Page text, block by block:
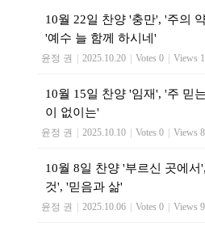
10월 22일 찬양 '충만', '주의
'예수 늘 함께 하시네'
윤정 권 2025.10.20 Votes 0 Views
10월 15일 찬양 '임재', '주 믿
이 없이는'
윤정 권 2025.10.10 Votes 0 Views
10월 8일 찬양 '부르신 곳에
것', '믿음과 삶'
윤정 권 2025.10.06 Votes 0 Views